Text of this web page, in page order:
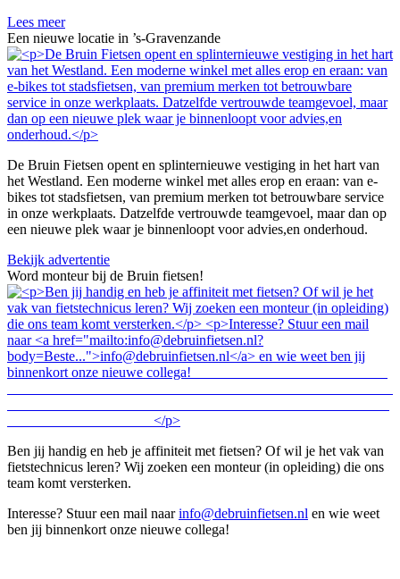
Lees meer
Een nieuwe locatie in ’s-Gravenzande
De Bruin Fietsen opent en splinternieuwe vestiging in het hart van
het Westland. Een moderne winkel met alles erop en eraan: van e-
bikes tot stadsfietsen, van premium merken tot betrouwbare service
in onze werkplaats. Datzelfde vertrouwde teamgevoel, maar dan op
een nieuwe plek waar je binnenloopt voor advies,en onderhoud.
Bekijk advertentie
Word monteur bij de Bruin fietsen!
Ben jij handig en heb je affiniteit met fietsen? Of wil je het vak van
fietstechnicus leren? Wij zoeken een monteur (in opleiding) die ons
team komt versterken.
Interesse? Stuur een mail naarinfo@debruinfietsen.nl en wie weet
ben jij binnenkort onze nieuwe collega!